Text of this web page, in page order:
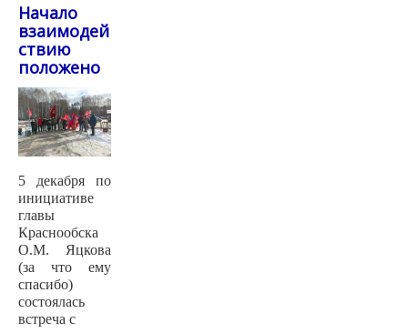
Начало
взаимодей
ствию
положено
5 декабря по
инициативе
главы
Краснообска
О.М. Яцкова
(за что ему
спасибо)
состоялась
встреча с